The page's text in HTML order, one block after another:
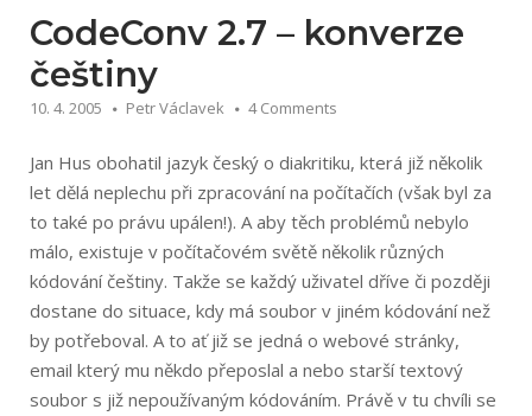
CodeConv 2.7 – konverze
češtiny
10. 4. 2005 Petr Václavek 4 Comments
Jan Hus obohatil jazyk český o diakritiku, která již několik
let dělá neplechu při zpracování na počítačích (však byl za
to také po právu upálen!). A aby těch problémů nebylo
málo, existuje v počítačovém světě několik různých
kódování češtiny. Takže se každý uživatel dříve či později
dostane do situace, kdy má soubor v jiném kódování než
by potřeboval. A to ať již se jedná o webové stránky,
email který mu někdo přeposlal a nebo starší textový
soubor s již nepoužívaným kódováním. Právě v tu chvíli se